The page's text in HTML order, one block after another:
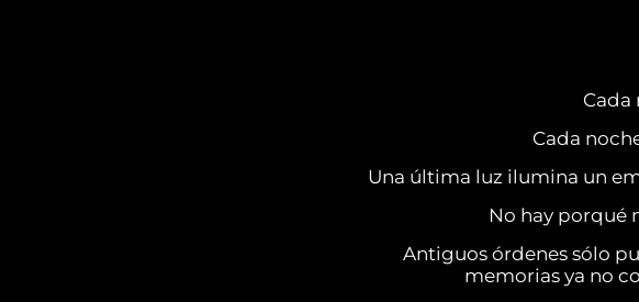
Cada
Cada
Una última luz ilumina un
No hay porqué
Antiguos órdenes sólo
memorias ya no